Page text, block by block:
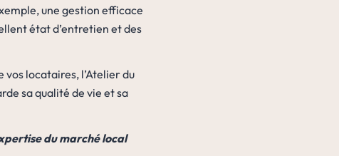
une gestion efficace
état d’entretien et des
locataires, l’Atelier du
sa qualité de vie et sa
du marché local